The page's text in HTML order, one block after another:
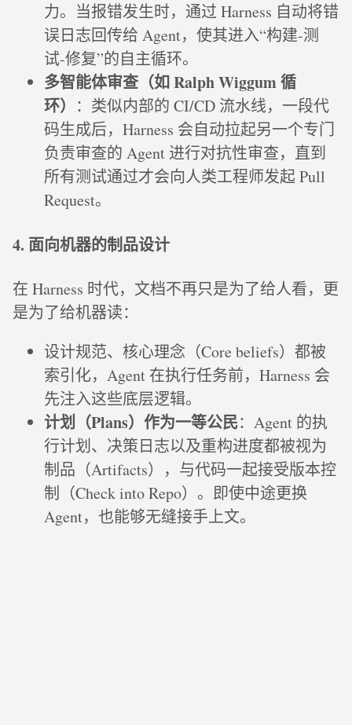
力。当报错发生时，通过 Harness 自动将错
误日志回传给 Agent，使其进入“构建-测
试-修复”的自主循环。
多智能体审查（如 Ralph Wiggum 循
环） ：类似内部的 CI/CD 流水线，一段代
码生成后，Harness 会自动拉起另一个专门
负责审查的 Agent 进行对抗性审查，直到
所有测试通过才会向人类工程师发起 Pull
Request。
4. 面向机器的制品设计
在 Harness 时代，文档不再只是为了给人看，更
是为了给机器读：
设计规范、核心理念（Core beliefs）都被
索引化，Agent 在执行任务前，Harness 会
先注入这些底层逻辑。
计划（Plans）作为一等公民：Agent 的执
行计划、决策日志以及重构进度都被视为
制品（Artifacts），与代码一起接受版本控
制（Check into Repo）。即使中途更换
Agent，也能够无缝接手上文。